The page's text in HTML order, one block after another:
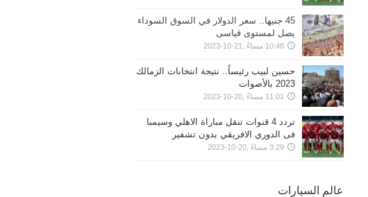
45 جنيها.. سعر الدولار في السوق السوداء
يصل لمستوى قياسى
10:48 مساءً ,21-10-2023
حسين لبيب رئيساً.. نتيجة انتخابات الزمالك
2023 بالأصوات
11:01 مساءً ,20-10-2023
تردد 4 قنوات تنقل مباراة الاهلي وسيمبا
فى الدوري الافريقي بدون تشفير
3:29 مساءً ,20-10-2023
عالم السيارات